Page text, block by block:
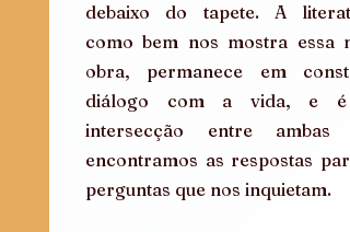
debaixo do tapete. A
como bem nos mostra essa
obra, permanece em
diálogo com a vida, e é
intersecção entre ambas
encontramos as respostas
perguntas que nos inquietam.